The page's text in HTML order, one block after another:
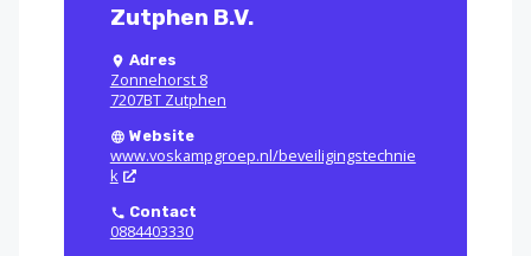
Zutphen B.V.
Adres
Zonnehorst 8
7207BT Zutphen
Website
www.voskampgroep.nl/beveiligingstechnie
k
Contact
0884403330